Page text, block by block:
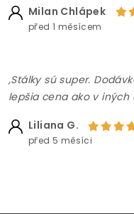
Milan Chlápek
před 1 měsícem
,Stálky sú super.
lepšia cena ako v iných
Liliana G.
před 5 měsíci